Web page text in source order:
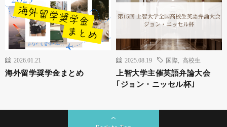
2026.01.21
海外留学奨学金まとめ
2025.08.19 国際 高校生
上智大学主催英語弁論大会
｢ジョン・ニッセル杯｣